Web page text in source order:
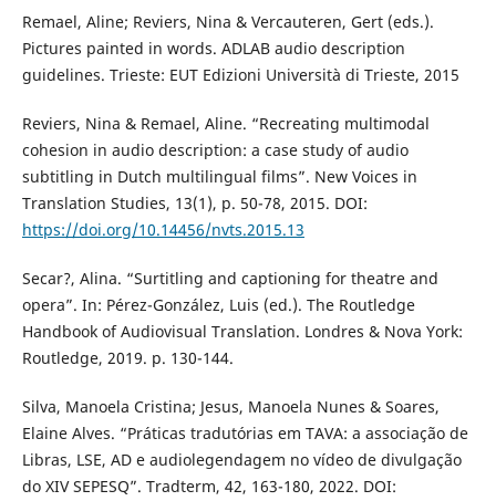
Remael, Aline; Reviers, Nina & Vercauteren, Gert (eds.).
Pictures painted in words. ADLAB audio description
guidelines. Trieste: EUT Edizioni Università di Trieste, 2015
Reviers, Nina & Remael, Aline. “Recreating multimodal
cohesion in audio description: a case study of audio
subtitling in Dutch multilingual films”. New Voices in
Translation Studies, 13(1), p. 50-78, 2015. DOI:
https://doi.org/10.14456/nvts.2015.13
Secar?, Alina. “Surtitling and captioning for theatre and
opera”. In: Pérez-González, Luis (ed.). The Routledge
Handbook of Audiovisual Translation. Londres & Nova York:
Routledge, 2019. p. 130-144.
Silva, Manoela Cristina; Jesus, Manoela Nunes & Soares,
Elaine Alves. “Práticas tradutórias em TAVA: a associação de
Libras, LSE, AD e audiolegendagem no vídeo de divulgação
do XIV SEPESQ”. Tradterm, 42, 163-180, 2022. DOI: